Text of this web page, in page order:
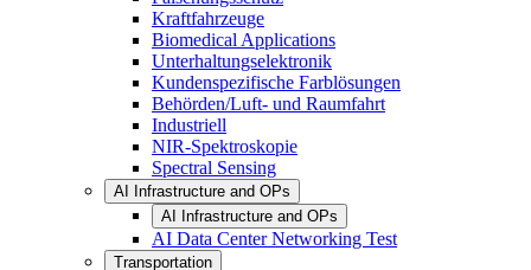
Kraftfahrzeuge
Biomedical Applications
Unterhaltungselektronik
Kundenspezifische Farblösungen
Behörden/Luft- und Raumfahrt
Industriell
NIR-Spektroskopie
Spectral Sensing
AI Infrastructure and OPs
AI Infrastructure and OPs
AI Data Center Networking Test
Transportation